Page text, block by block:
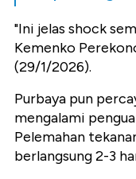
"Ini jelas shock
Kemenko
(29/1/2026).
Purbaya pun
mengalami
Pelemahan
berlangsung 2-3